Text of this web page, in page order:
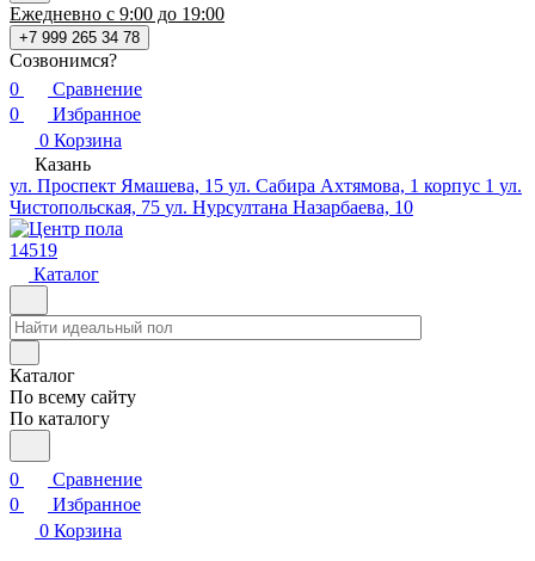
Ежедневно с 9:00 до 19:00
+7 999 265 34 78
Созвонимся?
0
Сравнение
0
Избранное
0 Корзина
Казань
ул. Проспект Ямашева, 15 ул. Сабира Ахтямова, 1 корпус 1 ул.
Чистопольская, 75 ул. Нурсултана Назарбаева, 10
14519
Каталог
Каталог
По всему сайту
По каталогу
0
Сравнение
0
Избранное
0 Корзина